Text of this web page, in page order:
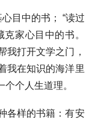
目中的书； “读过
家心目中的书。
我打开文学之门，
我在知识的海洋里
个人生道理。
各样的书籍：有安